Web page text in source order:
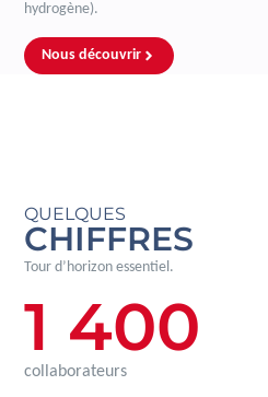
hydrogène).
Nous découvrir
QUELQUES
CHIFFRES
Tour d’horizon essentiel.
collaborateurs
1 400